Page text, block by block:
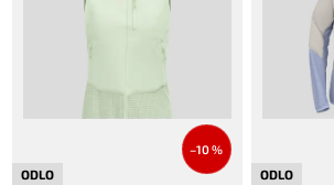
–10 %
ODLO ODLO